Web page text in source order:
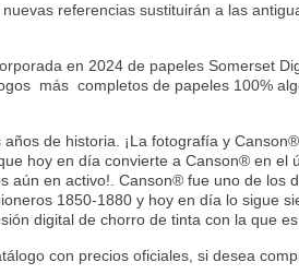
referencias sustituirán a las
en 2024 de papeles Somerset
más completos de papeles 100%
de historia. ¡La fotografía y Canson®
hoy en día convierte a Canson® en el
aún en activo!. Canson® fue uno de los
1850-1880 y hoy en día lo sigue
digital de chorro de tinta con la que
con precios oficiales, si desea